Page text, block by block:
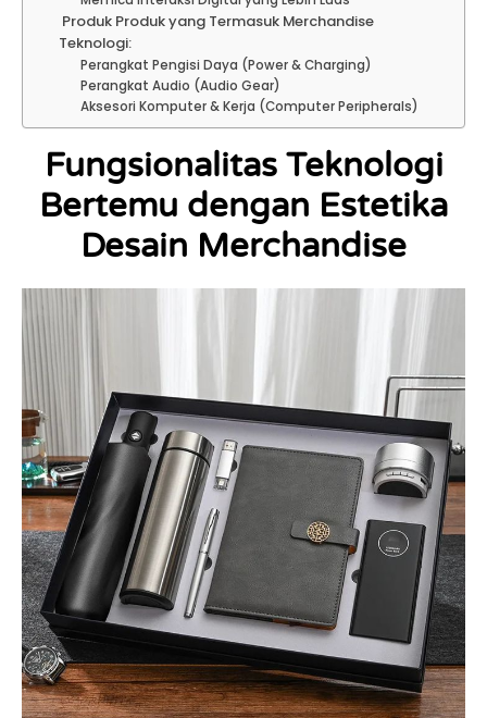
Produk Produk yang Termasuk Merchandise
Teknologi:
Perangkat Pengisi Daya (Power & Charging)
Perangkat Audio (Audio Gear)
Aksesori Komputer & Kerja (Computer Peripherals)
Fungsionalitas Teknologi
Bertemu dengan Estetika
Desain Merchandise